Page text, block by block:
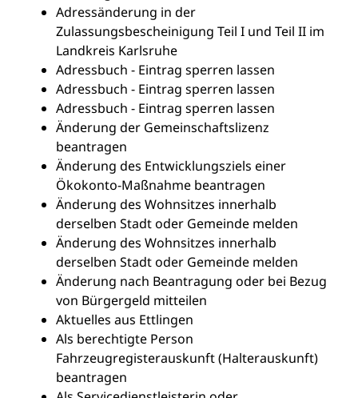
Adressänderung in der
Zulassungsbescheinigung Teil I und Teil II im
Landkreis Karlsruhe
Adressbuch - Eintrag sperren lassen
Adressbuch - Eintrag sperren lassen
Adressbuch - Eintrag sperren lassen
Änderung der Gemeinschaftslizenz
beantragen
Änderung des Entwicklungsziels einer
Ökokonto-Maßnahme beantragen
Änderung des Wohnsitzes innerhalb
derselben Stadt oder Gemeinde melden
Änderung des Wohnsitzes innerhalb
derselben Stadt oder Gemeinde melden
Änderung nach Beantragung oder bei Bezug
von Bürgergeld mitteilen
Aktuelles aus Ettlingen
Als berechtigte Person
Fahrzeugregisterauskunft (Halterauskunft)
beantragen